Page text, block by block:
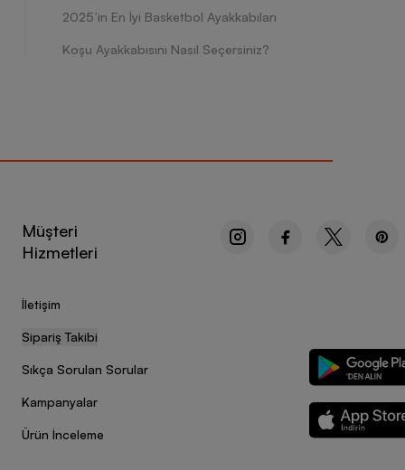
2025’in En İyi Basketbol Ayakkabıları
Koşu Ayakkabısını Nasıl Seçersiniz?
Müşteri
Hizmetleri
İletişim
Sipariş Takibi
Sıkça Sorulan Sorular
Kampanyalar
Ürün İnceleme